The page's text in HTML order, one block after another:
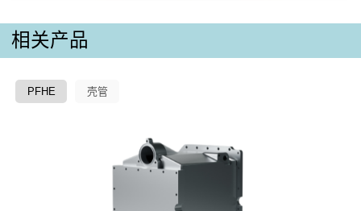
相关产品
PFHE 壳管